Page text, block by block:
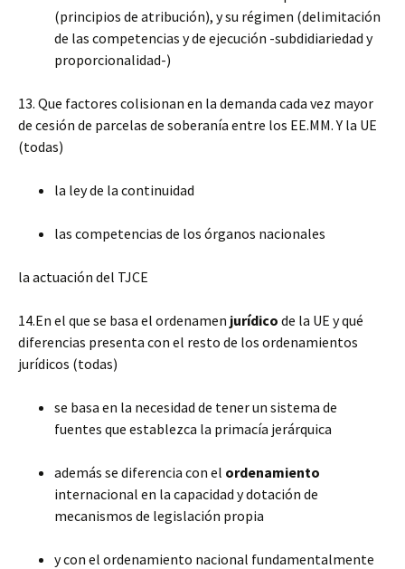
(principios de atribución), y su régimen (delimitación
de las competencias y de ejecución -subdidiariedad y
proporcionalidad-)
13. Que factores colisionan en la demanda cada vez mayor
de cesión de parcelas de soberanía entre los EE.MM. Y la UE
(todas)
la ley de la continuidad
las competencias de los órganos nacionales
la actuación del TJCE
14.En el que se basa el ordenamen jurídico de la UE y qué
diferencias presenta con el resto de los ordenamientos
jurídicos (todas)
se basa en la necesidad de tener un sistema de
fuentes que establezca la primacía jerárquica
además se diferencia con el ordenamiento
internacional en la capacidad y dotación de
mecanismos de legislación propia
y con el ordenamiento nacional fundamentalmente